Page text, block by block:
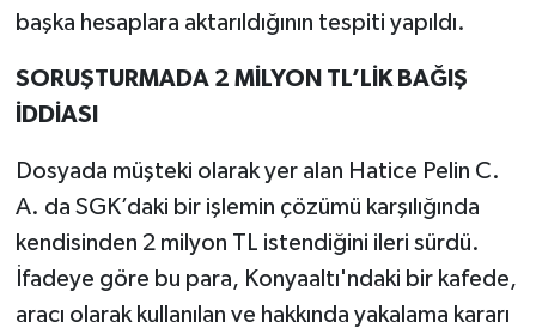
başka hesaplara aktarıldığının tespiti yapıldı.
SORUŞTURMADA 2 MİLYON TL’LİK BAĞIŞ
İDDİASI
Dosyada müşteki olarak yer alan Hatice Pelin C.
A. da SGK’daki bir işlemin çözümü karşılığında
kendisinden 2 milyon TL istendiğini ileri sürdü.
İfadeye göre bu para, Konyaaltı'ndaki bir kafede,
aracı olarak kullanılan ve hakkında yakalama kararı